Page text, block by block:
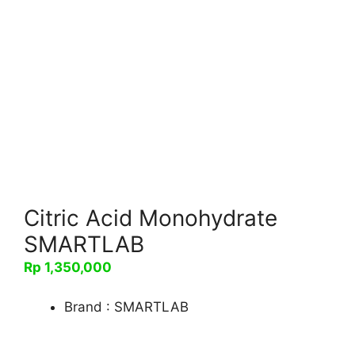
Citric Acid Monohydrate
SMARTLAB
Rp 1,350,000
Brand : SMARTLAB